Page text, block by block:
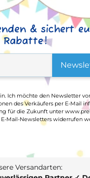
& sichert
Rabatte!
Ich möchte den Newsletter
des Verkäufers per E-Mail
für die Zukunft unter
Mail-Newsletters widerrufen
Versandarten: